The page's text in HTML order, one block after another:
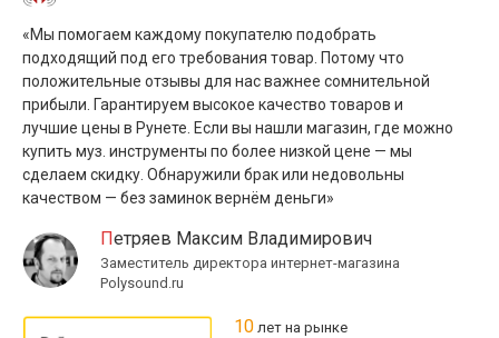
«Мы помогаем каждому покупателю подобрать
подходящий под его требования товар. Потому что
положительные отзывы для нас важнее сомнительной
прибыли. Гарантируем высокое качество товаров и
лучшие цены в Рунете. Если вы нашли магазин, где можно
купить муз. инструменты по более низкой цене — мы
сделаем скидку. Обнаружили брак или недовольны
качеством — без заминок вернём деньги»
Петряев Максим Владимирович
Заместитель директора интернет-магазина
Polysound.ru
10 лет на рынке